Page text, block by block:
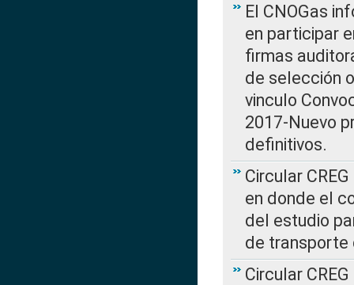
El CNOGas
en participar
firmas
de selección
vinculo
2017-Nuevo
definitivos.
Circular
en donde el
del estudio
de transporte
Circular